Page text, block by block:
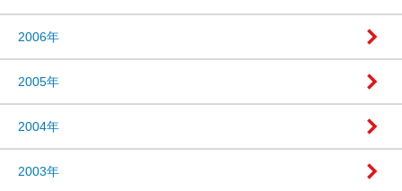
2006年
2005年
2004年
2003年